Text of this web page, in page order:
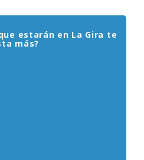
estarán en La Gira te
más?